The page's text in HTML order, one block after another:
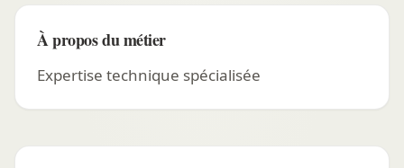
À propos du métier
Expertise technique spécialisée